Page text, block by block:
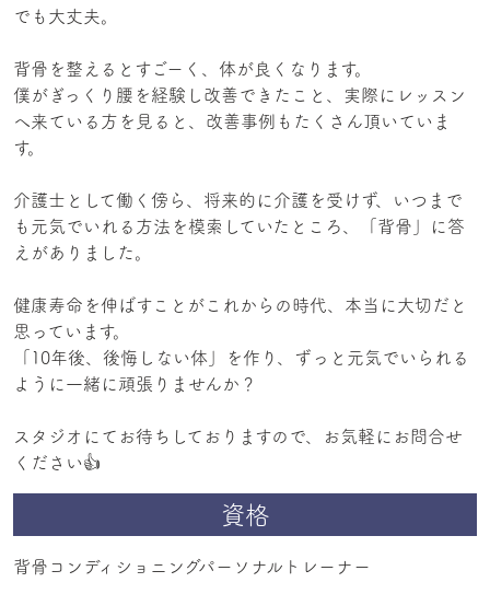
でも大丈夫。
背骨を整えるとすごーく、体が良くなります。
僕がぎっくり腰を経験し改善できたこと、実際にレッスン
へ来ている方を見ると、改善事例もたくさん頂いていま
す。
介護士として働く傍ら、将来的に介護を受けず、いつまで
も元気でいれる方法を模索していたところ、「背骨」に答
えがありました。
健康寿命を伸ばすことがこれからの時代、本当に大切だと
思っています。
「10年後、後悔しない体」を作り、ずっと元気でいられる
ように一緒に頑張りませんか？
スタジオにてお待ちしておりますので、お気軽にお問合せ
ください👍
資格
背骨コンディショニングパーソナルトレーナー